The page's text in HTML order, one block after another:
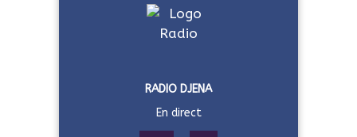
RADIO DJENA
En direct